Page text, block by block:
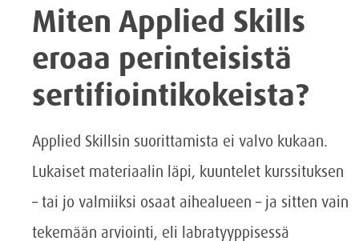
Miten Applied Skills
eroaa perinteisistä
sertifiointikokeista?
Applied Skillsin suorittamista ei valvo kukaan.
Lukaiset materiaalin läpi, kuuntelet kurssituksen
– tai jo valmiiksi osaat aihealueen – ja sitten vain
tekemään arviointi, eli labratyyppisessä